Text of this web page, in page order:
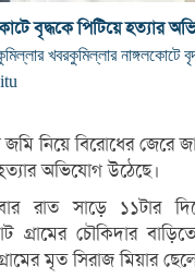
বৃদ্ধকে পিটিয়ে হত্যার
খবরকুমিল্লার নাঙ্গলকোটে
জমি নিয়ে বিরোধের জেরে
অভিযোগ উঠেছে।
রাত সাড়ে ১১টার
গ্রামের চৌকিদার
মৃত সিরাজ মিয়ার